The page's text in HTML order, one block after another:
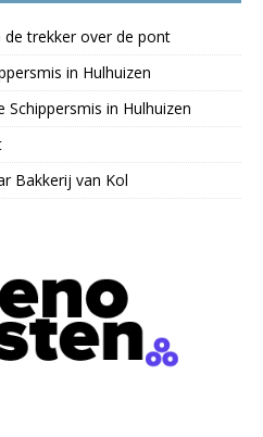
de trekker over de pont
in Hulhuizen
Schippersmis in Hulhuizen
Bakkerij van Kol